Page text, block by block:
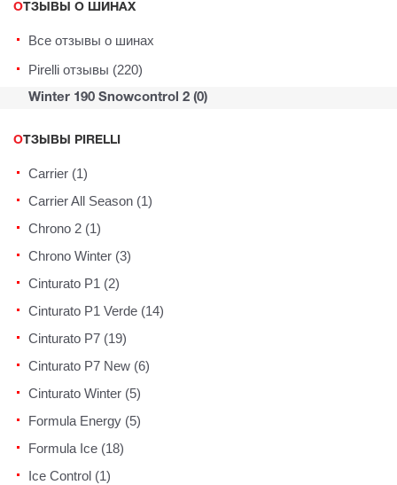
ОТЗЫВЫ О ШИНАХ
Все отзывы о шинах
Pirelli отзывы (220)
Winter 190 Snowcontrol 2 (0)
ОТЗЫВЫ PIRELLI
Carrier (1)
Carrier All Season (1)
Chrono 2 (1)
Chrono Winter (3)
Cinturato P1 (2)
Cinturato P1 Verde (14)
Cinturato P7 (19)
Cinturato P7 New (6)
Cinturato Winter (5)
Formula Energy (5)
Formula Ice (18)
Ice Control (1)